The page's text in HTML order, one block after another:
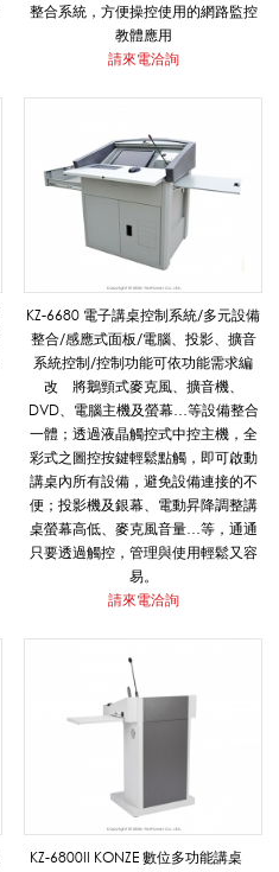
整合系統，方便操控使用的網路監控
教體應用
請來電洽詢
KZ-6680 電子講桌控制系統/多元設備
整合/感應式面板/電腦、投影、擴音
系統控制/控制功能可依功能需求編
改 將鵝頸式麥克風、擴音機、
DVD、電腦主機及螢幕…等設備整合
一體；透過液晶觸控式中控主機，全
彩式之圖控按鍵輕鬆點觸，即可啟動
講桌內所有設備，避免設備連接的不
便；投影機及銀幕、電動昇降調整講
桌螢幕高低、麥克風音量…等，通通
只要透過觸控，管理與使用輕鬆又容
易。
請來電洽詢
KZ-6800II KONZE 數位多功能講桌